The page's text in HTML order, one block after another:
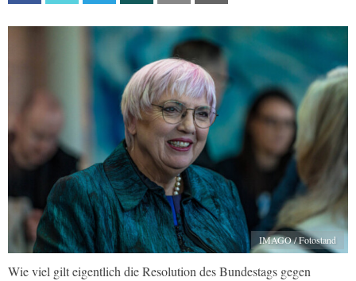
IMAGO / Fotostand
Wie viel gilt eigentlich die Resolution des Bundestags gegen